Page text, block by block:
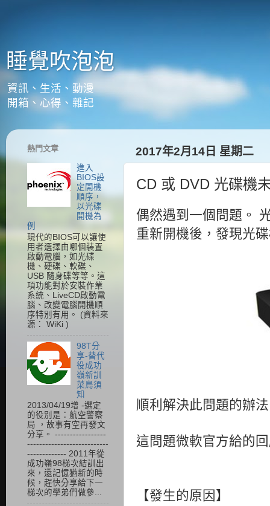
睡覺吹泡泡
資訊、生活、動漫
開箱、心得、雜記
2017年2月14日 星期二
CD 或 DVD 光碟機
偶然遇到一個問題。
重新開機後，發現光
順利解決此問題的辦
這問題微軟官方給的
【發生的原因】
熱門文章
進入
BIOS設
定開機
順序，
以光碟
開機為
例
現代的BIOS可以讓使
用者選擇由哪個裝置
啟動電腦，如光碟
機、硬碟、軟碟、
USB 隨身碟等等。這
項功能對於安裝作業
系統、LiveCD啟動電
腦、改變電腦開機順
序特別有用。 (資料來
源： WiKi )
98T分
享-替代
役成功
嶺新訓
菜鳥須
知
2013/04/19增 -選定
的役別是：航空警察
局 ，故事有空再發文
分享。 -----------------
---------------------------
------------- 2011年從
成功嶺98梯次結訓出
來，還記憶猶新的時
候，趕快分享給下一
梯次的學弟們做參...